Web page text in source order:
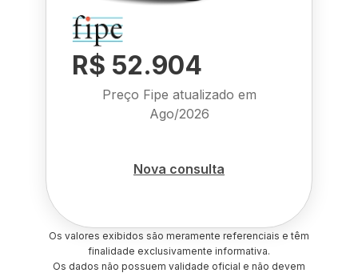
R$ 52.904
Preço Fipe atualizado em
Ago/2026
Nova consulta
Os valores exibidos são meramente referenciais e têm
finalidade exclusivamente informativa.
Os dados não possuem validade oficial e não devem